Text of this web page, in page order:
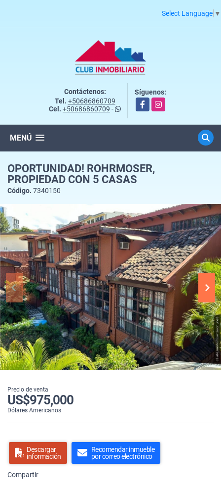
Select Language ▼
Contáctenos:
Tel. +50686860709
Cel. +50686860709 -
Síguenos:
FacebookInstagram
MENÚ
OPORTUNIDAD! ROHRMOSER,
PROPIEDAD CON 5 CASAS
Código. 7340150
Precio de venta
US$975,000
Dólares Americanos
Descargar
información
Recomendar inmueble
por correo electrónico
Compartir